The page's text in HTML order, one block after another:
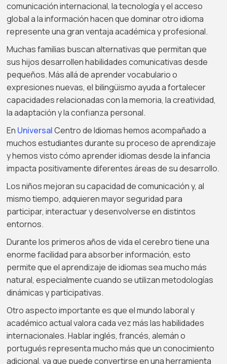
comunicación internacional, la tecnología y el acceso
global a la información hacen que dominar otro idioma
represente una gran ventaja académica y profesional.
Muchas familias buscan alternativas que permitan que
sus hijos desarrollen habilidades comunicativas desde
pequeños. Más allá de aprender vocabulario o
expresiones nuevas, el bilingüismo ayuda a fortalecer
capacidades relacionadas con la memoria, la creatividad,
la adaptación y la confianza personal.
En UniversalCentro de Idiomas hemos acompañado a
muchos estudiantes durante su proceso de aprendizaje
y hemos visto cómo aprender idiomas desde la infancia
impacta positivamente diferentes áreas de su desarrollo.
Los niños mejoran su capacidad de comunicación y, al
mismo tiempo, adquieren mayor seguridad para
participar, interactuar y desenvolverse en distintos
entornos.
Durante los primeros años de vida el cerebro tiene una
enorme facilidad para absorber información, esto
permite que el aprendizaje de idiomas sea mucho más
natural, especialmente cuando se utilizan metodologías
dinámicas y participativas.
Otro aspecto importante es que el mundo laboral y
académico actual valora cada vez más las habilidades
internacionales. Hablar inglés, francés, alemán o
portugués representa mucho más que un conocimiento
adicional, ya que puede convertirse en una herramienta